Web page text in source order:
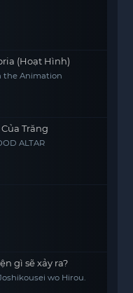
(Hoạt Hình)
the Animation
Trăng
ALTAR
gì sẽ xảy ra?
wo Hirou.